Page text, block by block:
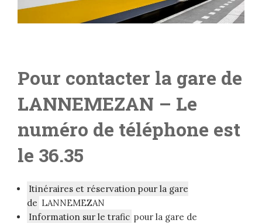
Pour contacter la gare de
LANNEMEZAN – Le
numéro de téléphone est
le 36.35
Itinéraires et réservation pour la gare
de LANNEMEZAN
Information sur le trafic pour la gare de